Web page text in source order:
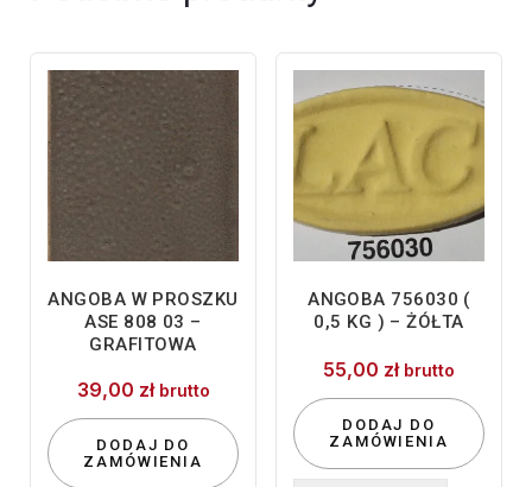
kremowa
ANGOBA W PROSZKU
ASE 808 03 –
GRAFITOWA
39,00 zł brutto
DODAJ DO
ZAMÓWIENIA
ANGOBA 756030 (
0,5 KG ) – ŻÓŁTA
55,00 zł brutto
DODAJ DO
ZAMÓWIENIA